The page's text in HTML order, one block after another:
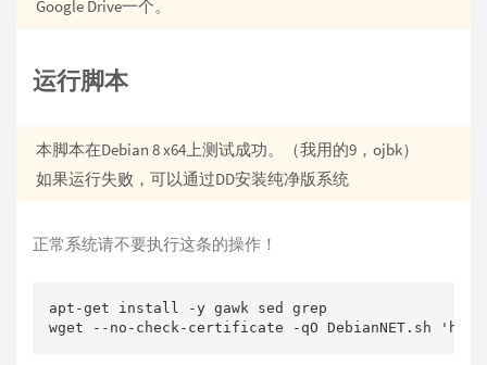
Google Drive一个。
运行脚本
本脚本在Debian 8 x64上测试成功。（我用的9，ojbk）
如果运行失败，可以通过DD安装纯净版系统
正常系统请不要执行这条的操作！
apt-get install -y gawk sed grep